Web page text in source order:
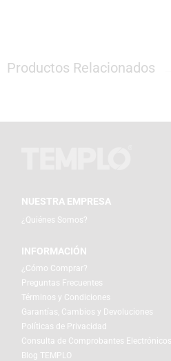
Productos Relacionados
NUESTRA EMPRESA
¿Quiénes Somos?
INFORMACIÓN
¿Cómo Comprar?
Preguntas Frecuentes
Términos y Condiciones
Garantías, Cambios y Devoluciones
Políticas de Privacidad
Consulta de Comprobantes Electrónicos
Blog TEMPLO